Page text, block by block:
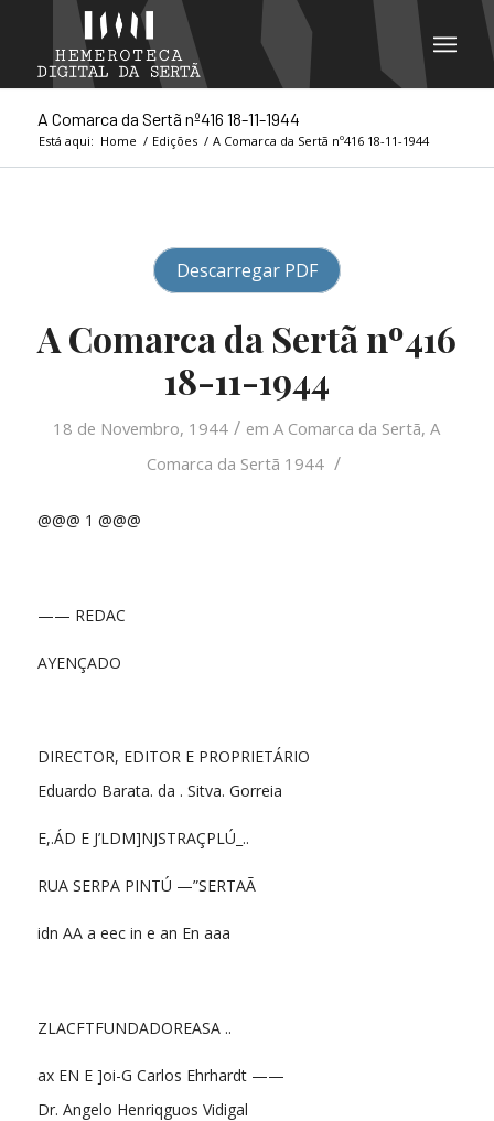
A Comarca da Sertã nº416 18-11-1944
Está aqui: Home / Edições / A Comarca da Sertã nº416 18-11-1944
Descarregar PDF
A Comarca da Sertã nº416
18-11-1944
18 de Novembro, 1944 / emA Comarca da Sertã,A
Comarca da Sertã 1944 /
@@@ 1 @@@
—— REDAC
AYENÇADO
DIRECTOR, EDITOR E PROPRIETÁRIO
Eduardo Barata. da . Sitva. Gorreia
E,.ÁD E J’LDM]NJSTRAÇPLÚ_..
RUA SERPA PINTÚ —”SERTAÃ
idn AA a eec in e an En aaa
ZLACFTFUNDADOREASA ..
ax EN E ]oi-G Carlos Ehrhardt ——
Dr. Angelo Henriqguos Vidigal